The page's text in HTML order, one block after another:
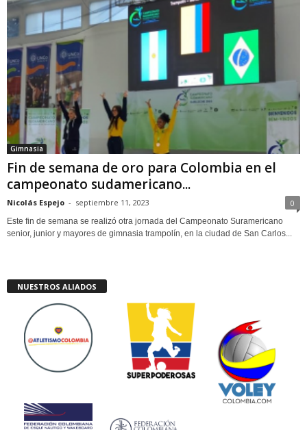
Gimnasia
Fin de semana de oro para Colombia en el
campeonato sudamericano...
Nicolás Espejo - septiembre 11, 2023 0
Este fin de semana se realizó otra jornada del Campeonato Suramericano
senior, junior y mayores de gimnasia trampolín, en la ciudad de San Carlos...
NUESTROS ALIADOS